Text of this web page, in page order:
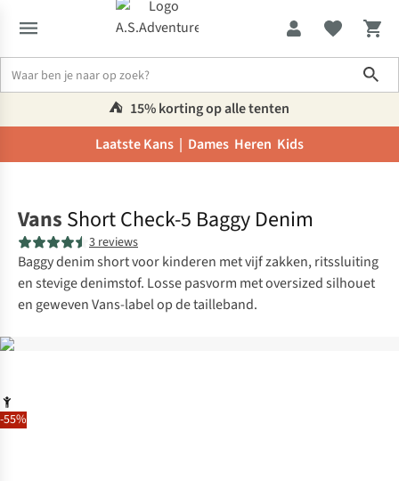
⛺️ 15% korting op alle tenten
Laatste Kans | Dames Heren Kids
-55%
Vans Short Check-5 Baggy Denim
3 reviews
Baggy denim short voor kinderen met vijf zakken, ritssluiting
en stevige denimstof. Losse pasvorm met oversized silhouet
en geweven Vans-label op de tailleband.